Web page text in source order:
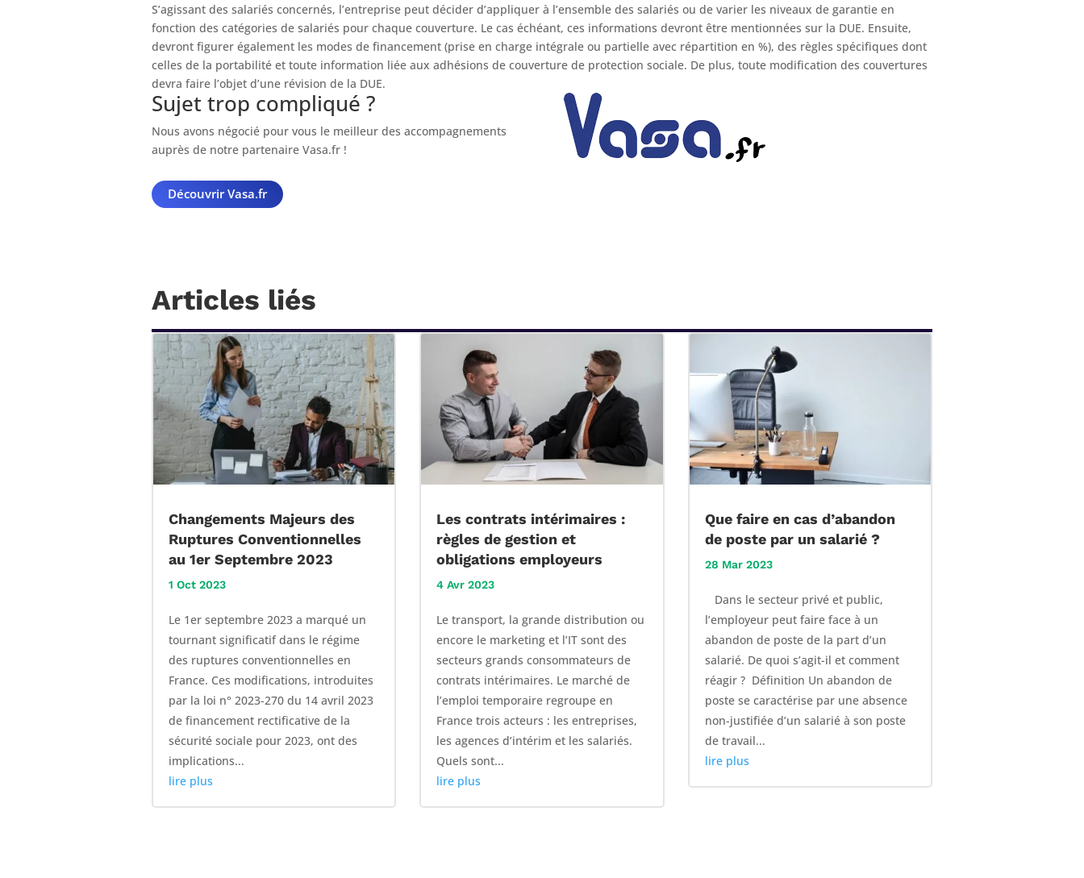
S’agissant des salariés concernés, l’entreprise peut décider d’appliquer à l’ensemble des salariés ou de varier les niveaux de garantie en
fonction des catégories de salariés pour chaque couverture. Le cas échéant, ces informations devront être mentionnées sur la DUE. Ensuite,
devront figurer également les modes de financement (prise en charge intégrale ou partielle avec répartition en %), des règles spécifiques dont
celles de la portabilité et toute information liée aux adhésions de couverture de protection sociale. De plus, toute modification des couvertures
devra faire l’objet d’une révision de la DUE.
Sujet trop compliqué ?
Nous avons négocié pour vous le meilleur des accompagnements
auprès de notre partenaire Vasa.fr !
Découvrir Vasa.fr
Articles liés
Changements Majeurs des
Ruptures Conventionnelles
au 1er Septembre 2023
1 Oct 2023
Le 1er septembre 2023 a marqué un
tournant significatif dans le régime
des ruptures conventionnelles en
France. Ces modifications, introduites
par la loi n° 2023-270 du 14 avril 2023
de financement rectificative de la
sécurité sociale pour 2023, ont des
implications...
lire plus
Les contrats intérimaires :
règles de gestion et
obligations employeurs
4 Avr 2023
Le transport, la grande distribution ou
encore le marketing et l’IT sont des
secteurs grands consommateurs de
contrats intérimaires. Le marché de
l’emploi temporaire regroupe en
France trois acteurs : les entreprises,
les agences d’intérim et les salariés.
Quels sont...
lire plus
Que faire en cas d’abandon
de poste par un salarié ?
28 Mar 2023
Dans le secteur privé et public,
l’employeur peut faire face à un
abandon de poste de la part d’un
salarié. De quoi s’agit-il et comment
réagir ? Définition Un abandon de
poste se caractérise par une absence
non-justifiée d’un salarié à son poste
de travail...
lire plus